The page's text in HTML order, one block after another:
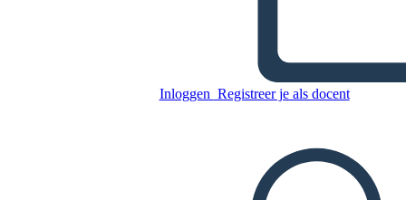
Inloggen Registreer je als docent
Tekens 5 Field-Template